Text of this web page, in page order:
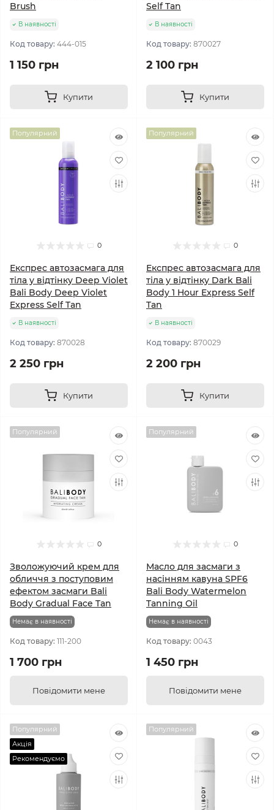
Brush
В наявності
Код товару: 444-015
1 150 грн
Купити
Self Tan
В наявності
Код товару: 870027
2 100 грн
Купити
Популярний
0
Експрес автозасмага для
тіла у відтінку Deep Violet
Bali Body Deep Violet
Express Self Tan
В наявності
Код товару: 870028
2 250 грн
Купити
Популярний
0
Експрес автозасмага для
тіла у відтінку Dark Bali
Body 1 Hour Express Self
Tan
В наявності
Код товару: 870029
2 200 грн
Купити
Популярний
0
Зволожуючий крем для
обличчя з поступовим
ефектом засмаги Bali
Body Gradual Face Tan
Немає в наявності
Код товару: 111-200
1 700 грн
Повідомити мене
Популярний
0
Масло для засмаги з
насінням кавуна SPF6
Bali Body Watermelon
Tanning Oil
Немає в наявності
Код товару: 0043
1 450 грн
Повідомити мене
Популярний
Акція
Рекомендуємо
Популярний